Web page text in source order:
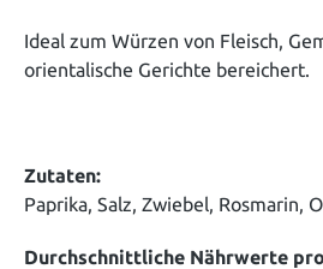
Ideal zum Würzen von Fleisch,
orientalische Gerichte bereichert.
Zutaten:
Paprika, Salz, Zwiebel, Rosmarin,
Durchschnittliche Nährwerte